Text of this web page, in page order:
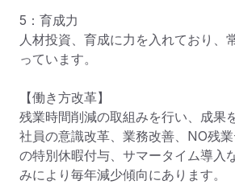
5：育成力
人材投資、育成に力を入れており、
っています。
【働き方改革】
残業時間削減の取組みを行い、成果
社員の意識改革、業務改善、NO残
の特別休暇付与、サマータイム導入
みにより毎年減少傾向にあります。